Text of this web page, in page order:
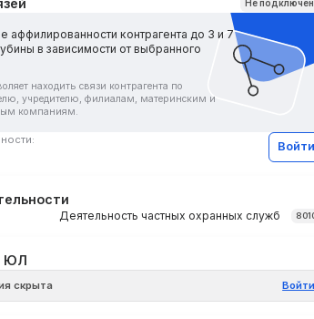
Не
аффилированности контрагента до 3 и 7
в зависимости от выбранного
находить связи контрагента по
учредителю, филиалам, материнским и
компаниям.
Войти
Деятельность частных охранных служб
ЮЛ
скрыта Войти